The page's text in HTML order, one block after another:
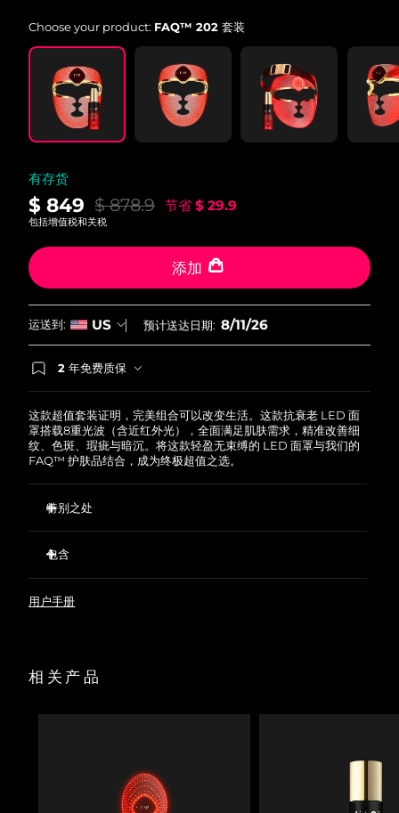
Choose your product: FAQ™ 202 套装
有存货
$ 849 $ 878.9 节省 $ 29.9
包括增值税和关税
添加
运送到: US 预计送达日期: 8/11/26
2 年免费质保
这款超值套装证明，完美组合可以改变生活。这款抗衰老 LED 面
罩搭载8重光波（含近红外光），全面满足肌肤需求，精准改善细
纹、色斑、瑕疵与暗沉。将这款轻盈无束缚的 LED 面罩与我们的
FAQ™ 护肤品结合，成为终极超值之选。
特别之处
经临床验证，仅需两周即可显著改善肌肤紧致度和弹性。
短短两周内，痘痘减少 48%，皮脂减少 18%。
623 个光点精准分布，确保光线均匀覆盖。
预先准备并进行打底，优化LED光疗效果，同时支持肌肤屏
障。
包含
FAQ™ Red Light Peptide Serum
收纳袋
用户手册
相关产品